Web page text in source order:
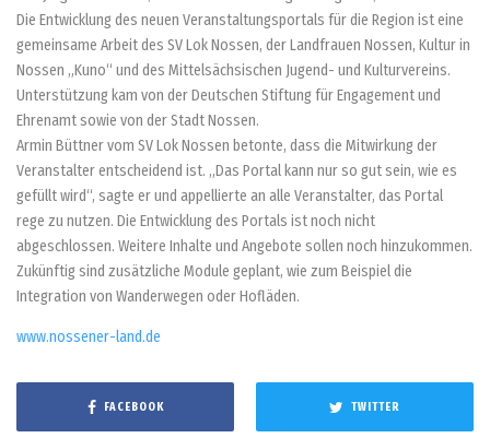
Die Entwicklung des neuen Veranstaltungsportals für die Region ist eine
gemeinsame Arbeit des SV Lok Nossen, der Landfrauen Nossen, Kultur in
Nossen „Kuno“ und des Mittelsächsischen Jugend- und Kulturvereins.
Unterstützung kam von der Deutschen Stiftung für Engagement und
Ehrenamt sowie von der Stadt Nossen.
Armin Büttner vom SV Lok Nossen betonte, dass die Mitwirkung der
Veranstalter entscheidend ist. „Das Portal kann nur so gut sein, wie es
gefüllt wird“, sagte er und appellierte an alle Veranstalter, das Portal
rege zu nutzen. Die Entwicklung des Portals ist noch nicht
abgeschlossen. Weitere Inhalte und Angebote sollen noch hinzukommen.
Zukünftig sind zusätzliche Module geplant, wie zum Beispiel die
Integration von Wanderwegen oder Hofläden.
www.nossener-land.de
FACEBOOK TWITTER